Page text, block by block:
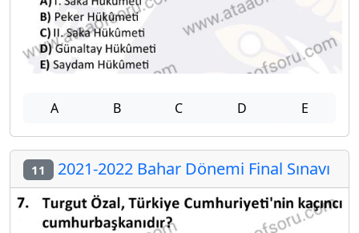
A B C D E
11 2021-2022 Bahar Dönemi Final Sınavı